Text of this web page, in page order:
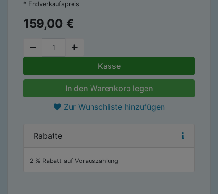
* Endverkaufspreis
159,00 €
Kasse
In den Warenkorb legen
Zur Wunschliste hinzufügen
Rabatte
2 % Rabatt auf Vorauszahlung